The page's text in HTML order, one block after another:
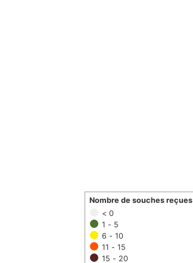
< 0
1 - 5
6 - 10
11 - 15
15 - 20
Nombre de souches reçues